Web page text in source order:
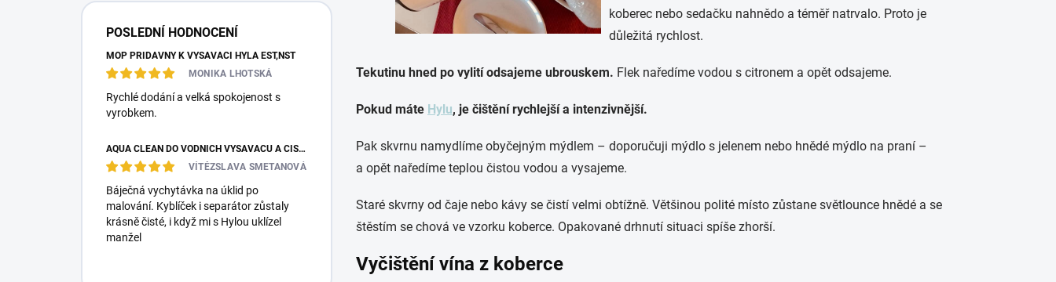
POSLEDNÍ HODNOCENÍ
MOP PŘÍDAVNÝ K VYSAVAČI HYLA EST,NST
MONIKA LHOTSKÁ
Rychlé dodání a velká spokojenost s
vyrobkem.
AQUA CLEAN DO VODNÍCH VYSAVAČŮ A ČISTIČEK VZDUCHU
VÍTĚZSLAVA SMETANOVÁ
Báječná vychytávka na úklid po
malování. Kyblíček i separátor zůstaly
krásně čisté, i když mi s Hylou uklízel
manžel
koberec nebo sedačku nahnědo a téměř natrvalo. Proto je
důležitá rychlost.
Tekutinu hned po vylití odsajeme ubrouskem. Flek naředíme vodou s citronem a opět odsajeme.
Pokud máte Hylu, je čištění rychlejší a intenzivnější.
Pak skvrnu namydlíme obyčejným mýdlem – doporučuji mýdlo s jelenem nebo hnědé mýdlo na praní –
a opět naředíme teplou čistou vodou a vysajeme.
Staré skvrny od čaje nebo kávy se čistí velmi obtížně. Většinou polité místo zůstane světlounce hnědé a se
štěstím se chová ve vzorku koberce. Opakované drhnutí situaci spíše zhorší.
Vyčištění vína z koberce